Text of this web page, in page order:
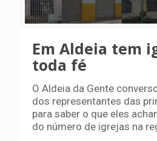
Em Aldeia tem
toda fé
O Aldeia da Gente
dos representantes das
para saber o que eles
do número de igrejas na